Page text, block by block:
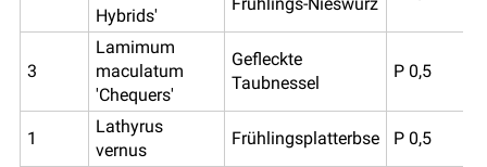
Hybrids'
3
Lamimum
maculatum
'Chequers'
Gefleckte
Taubnessel
P 0,5
1
Lathyrus
vernus
Frühlingsplatterbse P 0,5